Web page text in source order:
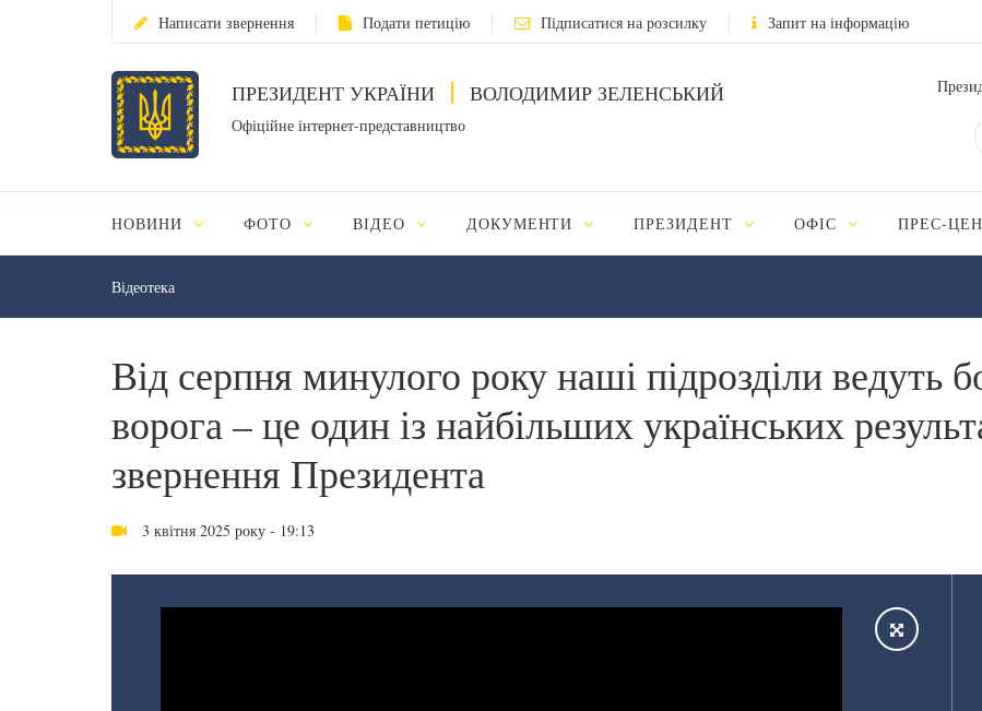
Написати звернення Подати петицію Підписатися на розсилку Запит на інформацію
ПРЕЗИДЕНТ УКРАЇНИ ВОЛОДИМИР ЗЕЛЕНСЬКИЙ
Офіційне інтернет-представництво
НОВИНИ ФОТО ВІДЕО ДОКУМЕНТИ ПРЕЗИДЕНТ ОФІС ПРЕС-
Відеотека
Від серпня минулого року наші підрозділи ведуть
ворога – це один із найбільших українських
звернення Президента
3 квітня 2025 року - 19:13